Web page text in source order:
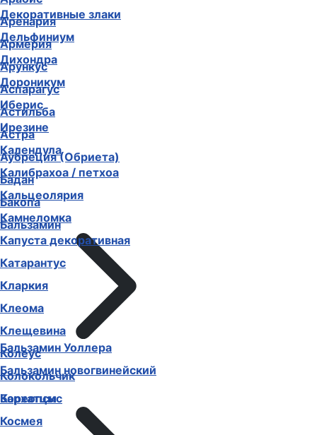
Аренария
Армерия
Арункус
Аспарагус
Астильба
Астра
Аубреция (Обриета)
Бадан
Бакопа
Бальзамин
Бальзамин Уоллера
Бальзамин новогвинейский
Бархатцы
Декоративные злаки
Дельфиниум
Дихондра
Дороникум
Иберис
Ирезине
Календула
Калибрахоа / петхоа
Кальцеолярия
Камнеломка
Капуста декоративная
Катарантус
Кларкия
Клеома
Клещевина
Колеус
Колокольчик
Кореопсис
Космея